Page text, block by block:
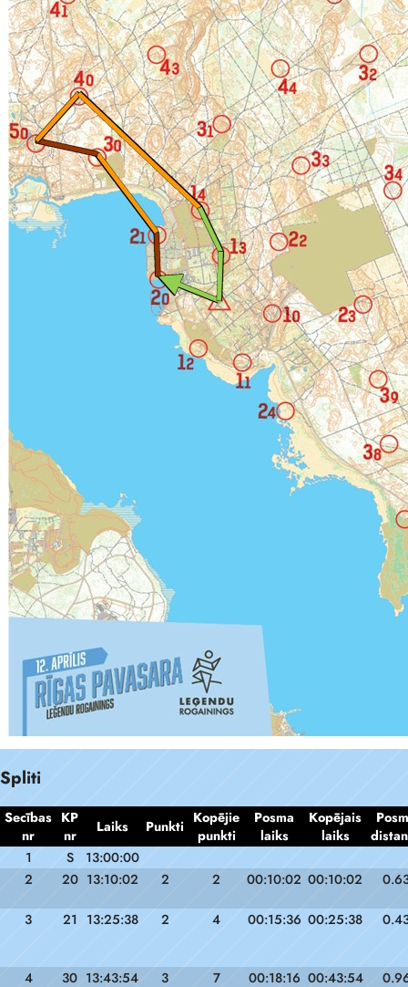
Spliti
Secības
nr
KP
nr
Laiks Punkti Kopējie
punkti
Posma
laiks
Kopējais
laiks
1
S
13:00:00
2
20 13:10:02 2 2 00:10:02 00:10:02
3 21 13:25:38 2 4 00:15:36 00:25:38
4 30 13:43:54 3 7 00:18:16 00:43:54